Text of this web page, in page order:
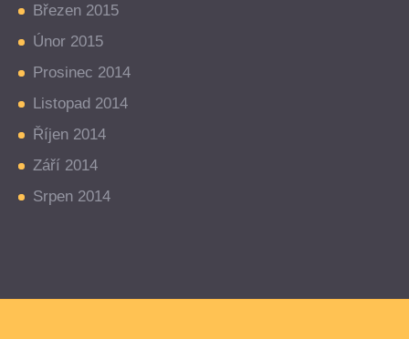
Březen 2015
Únor 2015
Prosinec 2014
Listopad 2014
Říjen 2014
Září 2014
Srpen 2014